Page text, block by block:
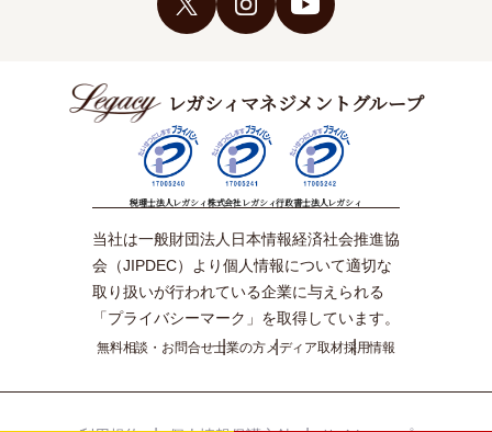
レガシィマネジメントグループ
税理士法人レガシィ株式会社レガシィ行政書士法人レガシィ
当社は一般財団法人日本情報経済社会推進協
会（JIPDEC）より個人情報について適切な
取り扱いが行われている企業に与えられる
「プライバシーマーク」を取得しています。
無料相談・お問合せ士業の方メディア取材採用情報